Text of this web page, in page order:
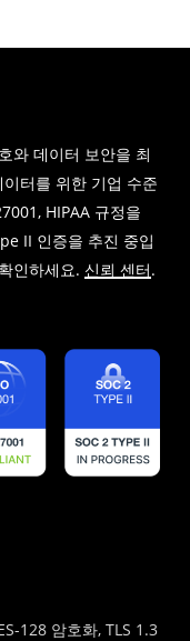
와 데이터 보안을 최
터를 위한 기업 수준
HIPAA 규정을
II 인증을 추진 중입
인하세요. 신뢰 센터.
128 암호화, TLS 1.3